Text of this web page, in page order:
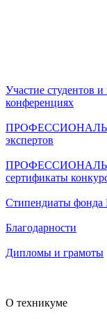
Участие студентов
конференциях
экспертов
сертификаты
Стипендиаты фонда
Благодарности
Дипломы и грамоты
О техникуме